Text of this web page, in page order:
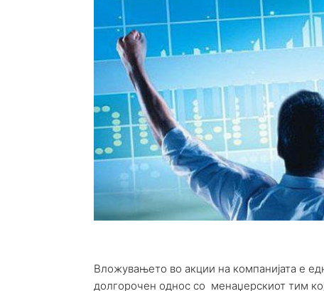
Вложувањето во акции на компанијата е
долгорочен однос со менаџерскиот тим